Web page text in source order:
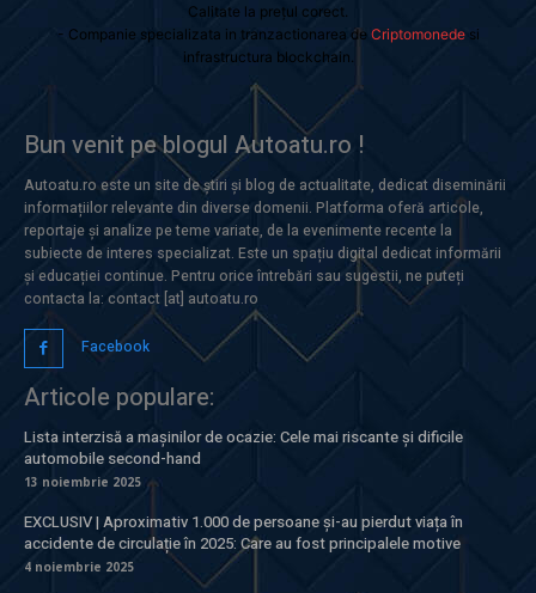
Calitate la prețul corect.
- Companie specializata in tranzactionarea de Criptomonedesi
infrastructura blockchain.
Bun venit pe blogul Autoatu.ro !
Autoatu.ro este un site de știri și blog de actualitate, dedicat diseminării
informațiilor relevante din diverse domenii. Platforma oferă articole,
reportaje și analize pe teme variate, de la evenimente recente la
subiecte de interes specializat. Este un spațiu digital dedicat informării
și educației continue. Pentru orice întrebări sau sugestii, ne puteți
contacta la: contact [at] autoatu.ro
Facebook
Articole populare:
Lista interzisă a mașinilor de ocazie: Cele mai riscante și dificile
automobile second-hand
13 noiembrie 2025
EXCLUSIV | Aproximativ 1.000 de persoane și-au pierdut viața în
accidente de circulație în 2025: Care au fost principalele motive
4 noiembrie 2025